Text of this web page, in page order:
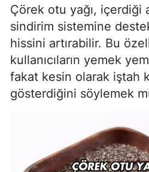
Çörek otu yağı, içerdiği
sindirim sistemine
hissini artırabilir. Bu
kullanıcıların yemek
fakat kesin olarak iştah
gösterdiğini söylemek